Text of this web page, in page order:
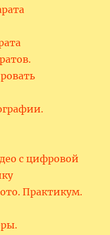
с цифровой
Практикум.